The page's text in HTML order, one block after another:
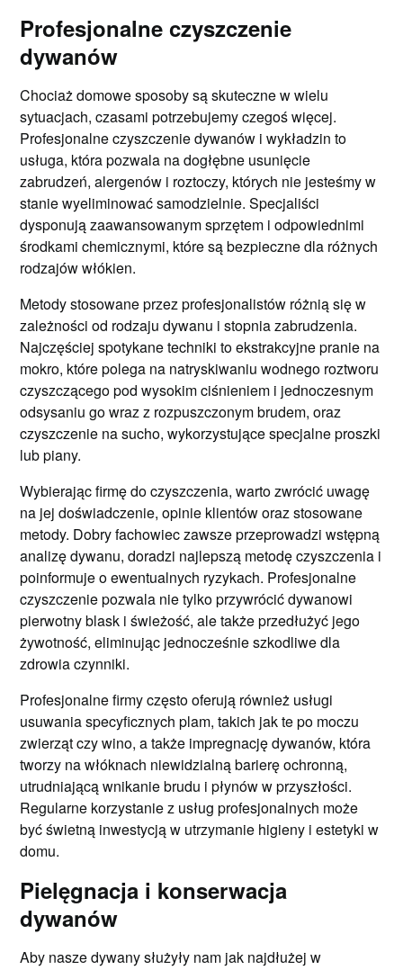
Profesjonalne czyszczenie
dywanów
Chociaż domowe sposoby są skuteczne w wielu
sytuacjach, czasami potrzebujemy czegoś więcej.
Profesjonalne czyszczenie dywanów i wykładzin to
usługa, która pozwala na dogłębne usunięcie
zabrudzeń, alergenów i roztoczy, których nie jesteśmy w
stanie wyeliminować samodzielnie. Specjaliści
dysponują zaawansowanym sprzętem i odpowiednimi
środkami chemicznymi, które są bezpieczne dla różnych
rodzajów włókien.
Metody stosowane przez profesjonalistów różnią się w
zależności od rodzaju dywanu i stopnia zabrudzenia.
Najczęściej spotykane techniki to ekstrakcyjne pranie na
mokro, które polega na natryskiwaniu wodnego roztworu
czyszczącego pod wysokim ciśnieniem i jednoczesnym
odsysaniu go wraz z rozpuszczonym brudem, oraz
czyszczenie na sucho, wykorzystujące specjalne proszki
lub piany.
Wybierając firmę do czyszczenia, warto zwrócić uwagę
na jej doświadczenie, opinie klientów oraz stosowane
metody. Dobry fachowiec zawsze przeprowadzi wstępną
analizę dywanu, doradzi najlepszą metodę czyszczenia i
poinformuje o ewentualnych ryzykach. Profesjonalne
czyszczenie pozwala nie tylko przywrócić dywanowi
pierwotny blask i świeżość, ale także przedłużyć jego
żywotność, eliminując jednocześnie szkodliwe dla
zdrowia czynniki.
Profesjonalne firmy często oferują również usługi
usuwania specyficznych plam, takich jak te po moczu
zwierząt czy wino, a także impregnację dywanów, która
tworzy na włóknach niewidzialną barierę ochronną,
utrudniającą wnikanie brudu i płynów w przyszłości.
Regularne korzystanie z usług profesjonalnych może
być świetną inwestycją w utrzymanie higieny i estetyki w
domu.
Pielęgnacja i konserwacja
dywanów
Aby nasze dywany służyły nam jak najdłużej w